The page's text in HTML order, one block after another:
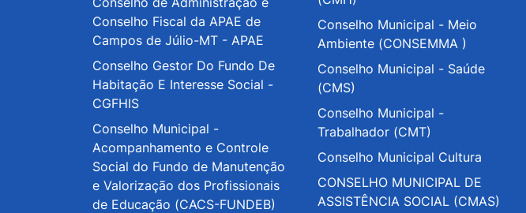
Conselho Fiscal da APAE de
Campos de Júlio-MT - APAE
Conselho Gestor Do Fundo De
Habitação E Interesse Social -
CGFHIS
Conselho Municipal -
Acompanhamento e Controle
Social do Fundo de Manutenção
e Valorização dos Profissionais
de Educação (CACS-FUNDEB)
Conselho Municipal - Meio
Ambiente (CONSEMMA )
Conselho Municipal - Saúde
(CMS)
Conselho Municipal -
Trabalhador (CMT)
Conselho Municipal Cultura
CONSELHO MUNICIPAL DE
ASSISTÊNCIA SOCIAL (CMAS)